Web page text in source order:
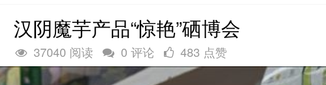
汉阴魔芋产品“惊艳”硒博会
37040 阅读 0 评论 483 点赞